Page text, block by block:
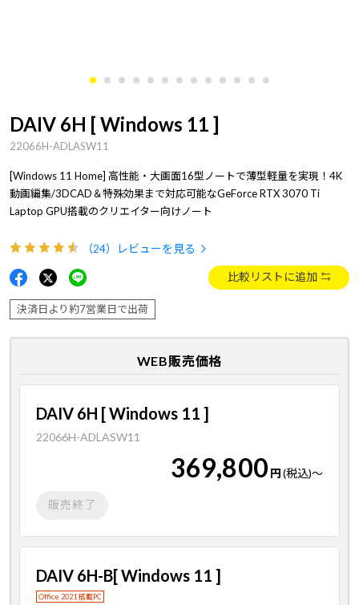
DAIV 6H [ Windows 11 ]
22066H-ADLASW11
[Windows 11 Home] 高性能・大画面16型ノートで薄型軽量を実現！4K
動画編集/3DCAD＆特殊効果まで対応可能なGeForce RTX 3070 Ti
Laptop GPU搭載のクリエイター向けノート
（24） レビューを見る
比較リストに追加
決済日より約7営業日で出荷
WEB販売価格
DAIV 6H [ Windows 11 ]
22066H-ADLASW11
369,800 円(税込)～
販売終了
DAIV 6H-B[ Windows 11 ]
Office 2021 搭載PC